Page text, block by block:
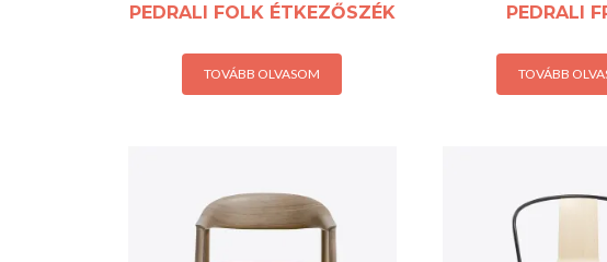
PEDRALI FOLK ÉTKEZŐSZÉK
TOVÁBB OLVASOM
PEDRALI
TOVÁBB